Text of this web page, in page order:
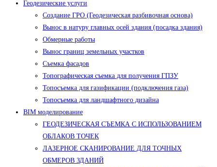
Геодезические услуги
Создание ГРО (Геодезическая разбивочная основа)
Вынос в натуру главных осей здания (посадка здания)
Обмерные работы
Вынос границ земельных участков
Съемка фасадов
Топографическая съемка для получения ГПЗУ
Топосъемка для газификации (подключения газа)
Топосъемка для ландшафтного дизайна
BIM моделирование
ГЕОДЕЗИЧЕСКАЯ СЪЕМКА С ИСПОЛЬЗОВАНИЕМ
ОБЛАКОВ ТОЧЕК
ЛАЗЕРНОЕ СКАНИРОВАНИЕ ДЛЯ ТОЧНЫХ
ОБМЕРОВ ЗДАНИЙ